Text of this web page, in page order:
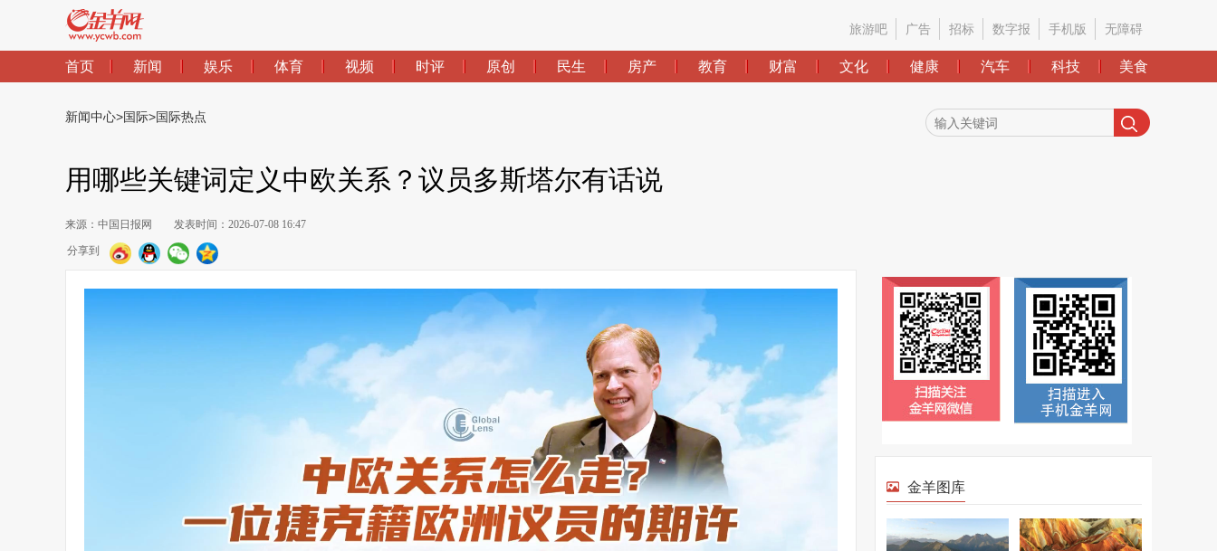
旅游吧 广告 招标 数字报 手机版 无障碍
首页 新闻 娱乐 体育 视频 时评 原创 民生 房产 教育 财富 文化 健康 汽车 科技 美食
新闻中心>国际>国际热点
用哪些关键词定义中欧关系？议员多斯塔尔有话说
来源：中国日报网 发表时间：2026-07-08 16:47
分享到